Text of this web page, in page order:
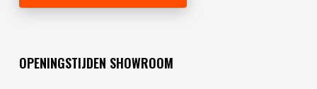
OPENINGSTIJDEN SHOWROOM